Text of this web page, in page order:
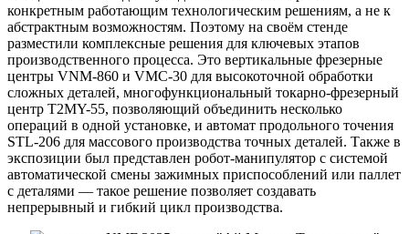
конкретным работающим технологическим решениям, а не к
абстрактным возможностям. Поэтому на своём стенде
разместили комплексные решения для ключевых этапов
производственного процесса. Это вертикальные фрезерные
центры VNM-860 и VMC-30 для высокоточной обработки
сложных деталей, многофункциональный токарно-фрезерный
центр T2MY-55, позволяющий объединить несколько
операций в одной установке, и автомат продольного точения
STL-206 для массового производства точных деталей. Также в
экспозиции был представлен робот-манипулятор с системой
автоматической смены зажимных приспособлений или паллет
с деталями — такое решение позволяет создавать
непрерывный и гибкий цикл производства.